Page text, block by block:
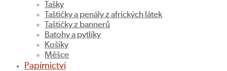
Tašky
Taštičky a penály z afrických látek
Taštičky z bannerů
Batohy a pytlíky
Košíky
Měšce
Papírnictví